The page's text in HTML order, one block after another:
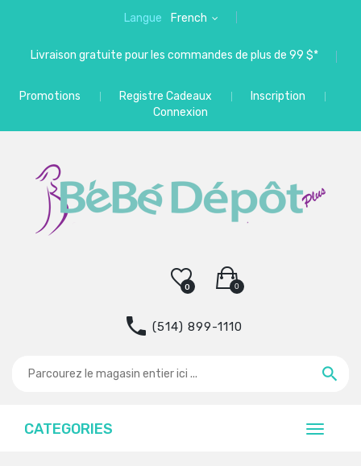
Langue French
Livraison gratuite pour les commandes de plus de 99 $*
Promotions Registre Cadeaux
Inscription
Connexion
0
0
(514) 899-1110
CATEGORIES